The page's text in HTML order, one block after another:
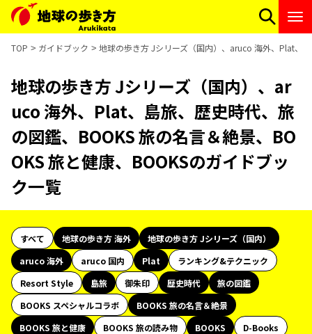
TOP ガイドブック 地球の歩き方 Jシリーズ（国内）、aruco 海外、Plat、
地球の歩き方 Jシリーズ（国内）、ar
uco 海外、Plat、島旅、歴史時代、旅
の図鑑、BOOKS 旅の名言＆絶景、BO
OKS 旅と健康、BOOKSのガイドブッ
ク一覧
すべて 地球の歩き方 海外
地球の歩き方 Jシリーズ（国内）
aruco 海外
aruco 国内 Plat
ランキング&テクニック
Resort Style
島旅 御朱印 歴史時代
旅の図鑑
BOOKS スペシャルコラボ
BOOKS 旅の名言＆絶景
BOOKS 旅と健康
BOOKS 旅の読み物 BOOKS
D-Books